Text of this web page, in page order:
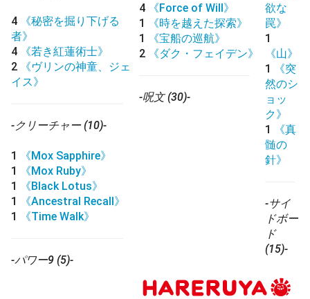
4
《秘密を掘り下げる
者》
4
《若き紅蓮術士》
2
《ヴリンの神童、ジェ
イス》
-クリーチャー (10)-
1
《Mox Sapphire》
1
《Mox Ruby》
1
《Black Lotus》
1
《Ancestral Recall》
1
《Time Walk》
-パワー9 (5)-
4
《Force of Will》
1
《時を越えた探索》
1
《宝船の巡航》
2
《ダク・フェイデン》
-呪文 (30)-
欲な
罠》
1
《山》
1
《突
然のシ
ョッ
ク》
1
《真
髄の
針》
-サイ
ドボー
ド
(15)-